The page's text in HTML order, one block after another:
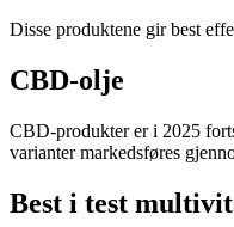
Disse produktene gir best
CBD-olje
CBD-produkter er i 2025
varianter markedsføres
Best i test